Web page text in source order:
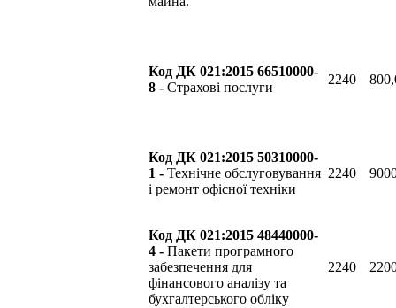
Код ДК 021:2015 66510000-
8 - Страхові послуги
2240
Код ДК 021:2015 50310000-
1 - Технічне обслуговування
і ремонт офісної техніки
2240
Код ДК 021:2015 48440000-
4 - Пакети програмного
забезпечення для
фінансового аналізу та
бухгалтерського обліку
2240